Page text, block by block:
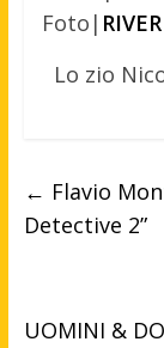
Foto| RIVER
Lo zio
← Flavio
Detective 2”
UOMINI &